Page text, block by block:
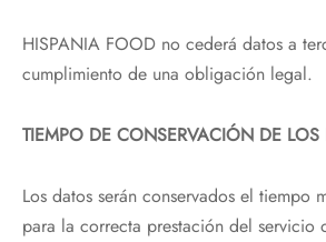
HISPANIA FOOD no cederá datos a
cumplimiento de una obligación legal.
TIEMPO DE CONSERVACIÓN DE LOS
Los datos serán conservados el tiempo
para la correcta prestación del servicio